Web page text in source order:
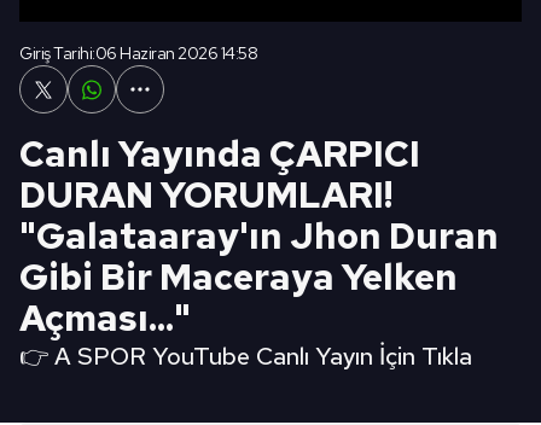
Giriş Tarihi:06 Haziran 2026 14:58
Canlı Yayında ÇARPICI
DURAN YORUMLARI!
"Galataaray'ın Jhon Duran
Gibi Bir Maceraya Yelken
Açması..."
👉 A SPOR YouTube Canlı Yayın İçin Tıkla